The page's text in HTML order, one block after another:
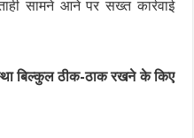
सामने आने पर सख्त कार्रवाई
बिल्कुल ठीक-ठाक रखने के किए